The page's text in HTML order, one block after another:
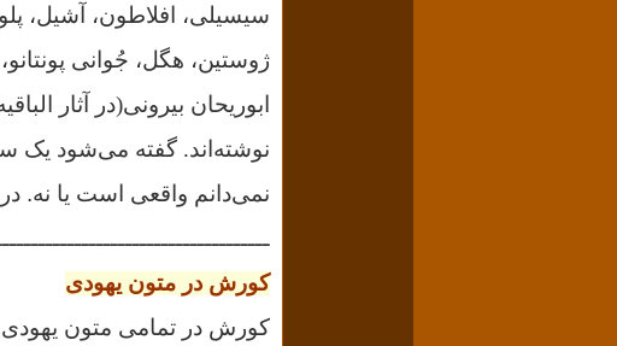
ژوستین، هگل، جُوانی
ابوریحان بیرونی(در آثار
نوشته‌اند. گفته می‌شود یک
نمی‌دانم واقعی است یا نه.
کورش در متون یهودی
کورش در تمامی متون یهودی